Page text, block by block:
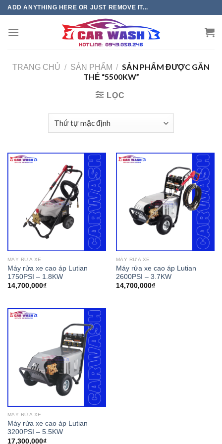
Chuyển
phần
ADD ANYTHING HERE OR JUST REMOVE IT...
TRANG CHỦ / SẢN PHẨM / SẢN PHẨM ĐƯỢC GẮN
THẺ “5500KW”
LỌC
MÁY RỬA XE
Máy rửa xe cao áp Lutian
1750PSI – 1.8KW
14,700,000₫
MÁY RỬA XE
Máy rửa xe cao áp Lutian
2600PSI – 3.7KW
14,700,000₫
MÁY RỬA XE
Máy rửa xe cao áp Lutian
3200PSI – 5.5KW
17,300,000₫